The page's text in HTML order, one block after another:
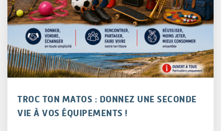
TROC TON MATOS : DONNEZ UNE SECONDE
VIE À VOS ÉQUIPEMENTS !